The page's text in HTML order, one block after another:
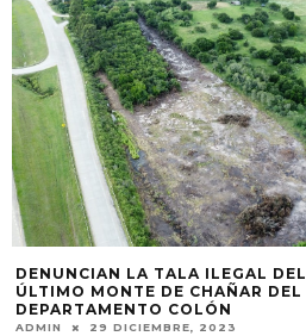
DENUNCIAN LA TALA ILEGAL DEL
ÚLTIMO MONTE DE CHAÑAR DEL
DEPARTAMENTO COLÓN
ADMIN 29 DICIEMBRE, 2023